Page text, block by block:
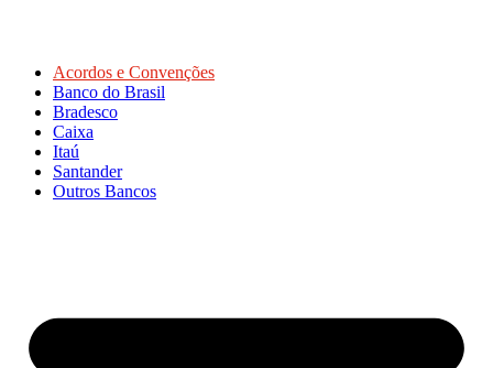
Acordos e Convenções
Banco do Brasil
Bradesco
Caixa
Itaú
Santander
Outros Bancos